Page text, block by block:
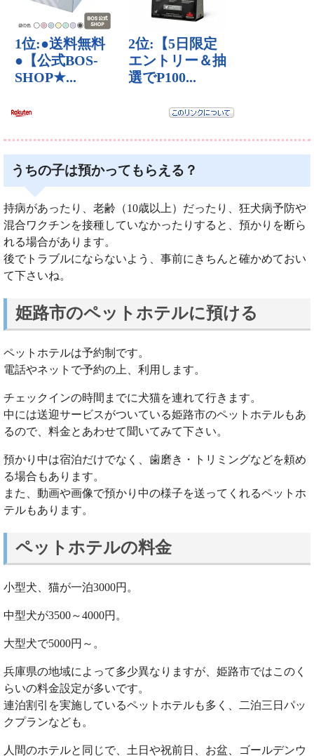
うちの子は預かってもらえる？
持病があったり、老齢（10歳以上）だったり、狂犬病予防や
混合ワクチンを接種していなかったりすると、預かりを断ら
れる場合があります。
後でトラブルにならないよう、事前にきちんと確かめておい
て下さいね。
姫路市のペットホテルに預ける
ペットホテルは予約制です。
電話やネットで予約の上、利用します。
チェックインの時間までに犬猫を連れて行きます。
中には送迎サービスがついている姫路市のペットホテルもあ
るので、料金とあわせて聞いてみて下さい。
預かり中は宿泊だけでなく、歯磨き・トリミングなどを頼め
る場合もあります。
また、動画や画像で預かり中の様子を送ってくれるペットホ
テルもあります。
ペットホテルの料金
小型犬、猫が一泊3000円。
中型犬が3500～4000円。
大型犬で5000円～。
兵庫県の地域によって多少異なりますが、姫路市ではこのく
らいの料金設定が多いです。
連泊割引を実施しているペットホテルも多く、二泊三日パッ
クプランなども。
人間のホテルと同じで、土日や祝前日、お盆、ゴールデンウ